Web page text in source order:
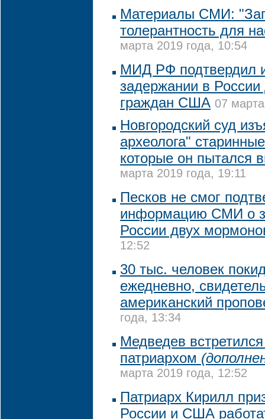
Материалы СМИ:
толерантность для
марта 2019 года, 10:54
МИД РФ подтвердил
задержании в
граждан США 07
Новгородский суд
археолога"
которые он пытался
марта 2019 года, 19:11
Песков не смог
информацию СМИ о
России двух
12:52
30 тыс. человек
ежедневно,
американский
года, 13:34
Медведев
патриархом
марта 2019 года, 12:52
Патриарх Кирилл
России и США